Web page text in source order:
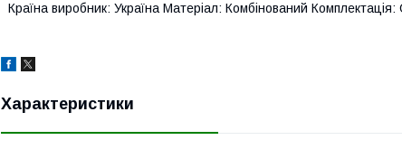
Країна виробник: Україна Матеріал: Комбінований
Характеристики